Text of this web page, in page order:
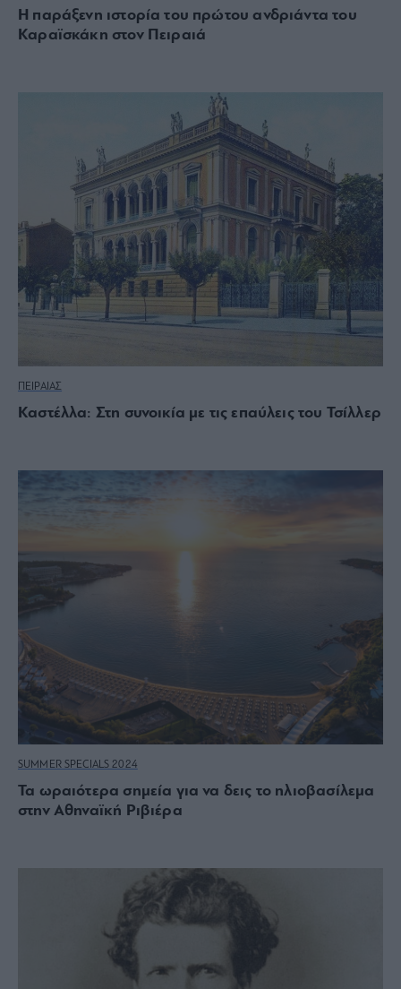
Η παράξενη ιστορία του πρώτου ανδριάντα του
Καραϊσκάκη στον Πειραιά
ΠΕΙΡΑΙΑΣ
Καστέλλα: Στη συνοικία με τις επαύλεις του Τσίλλερ
SUMMER SPECIALS 2024
Τα ωραιότερα σημεία για να δεις το ηλιοβασίλεμα
στην Αθηναϊκή Ριβιέρα